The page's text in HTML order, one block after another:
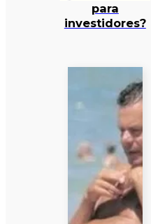
para
investidores?